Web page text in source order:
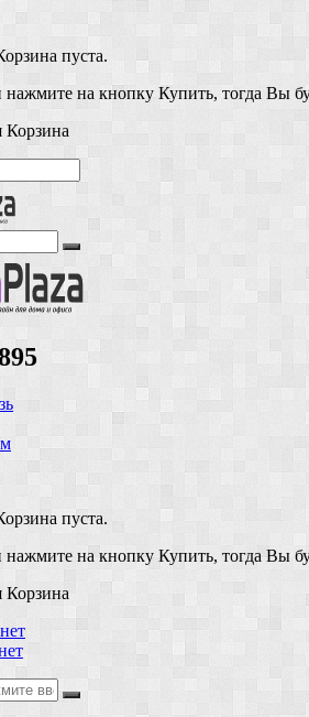
пуста.
на кнопку Купить, тогда Вы
Корзина
пуста.
на кнопку Купить, тогда Вы
Корзина